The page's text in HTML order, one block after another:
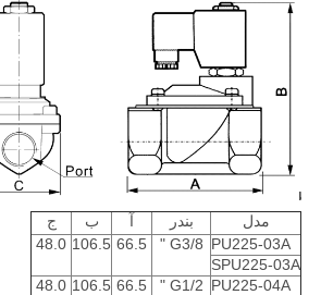
مدل بندر آ ب
ج
PU225-03A
G3/8 "
66.5
106.5
48.0
SPU225-03A
PU225-04A
G1/2 "
66.5
106.5
48.0